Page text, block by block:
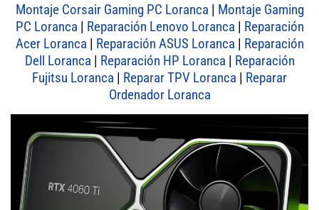
Montaje Corsair Gaming PC Loranca | Montaje Gaming
PC Loranca | Reparación Lenovo Loranca | Reparación
Acer Loranca | Reparación ASUS Loranca | Reparación
Dell Loranca | Reparación HP Loranca | Reparación
Fujitsu Loranca | Reparar TPV Loranca | Reparar
Ordenador Loranca